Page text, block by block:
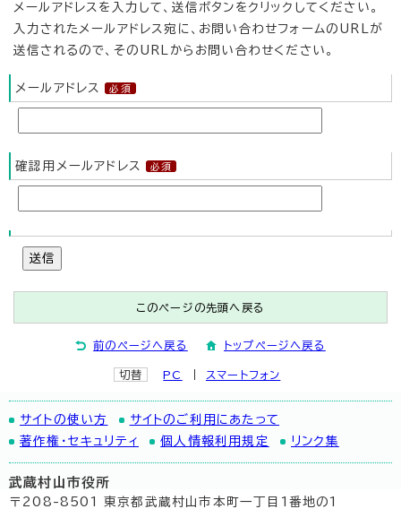
メールアドレスを入力して、送信ボタンをクリックしてください。
入力されたメールアドレス宛に、お問い合わせフォームのURLが
送信されるので、そのURLからお問い合わせください。
メールアドレス
確認用メールアドレス
送信
このページの先頭へ戻る
前のページへ戻る トップページへ戻る
切替 PC スマートフォン
サイトの使い方
サイトのご利用にあたって
著作権・セキュリティ
個人情報利用規定 リンク集
武蔵村山市役所
〒208-8501 東京都武蔵村山市本町一丁目1番地の1